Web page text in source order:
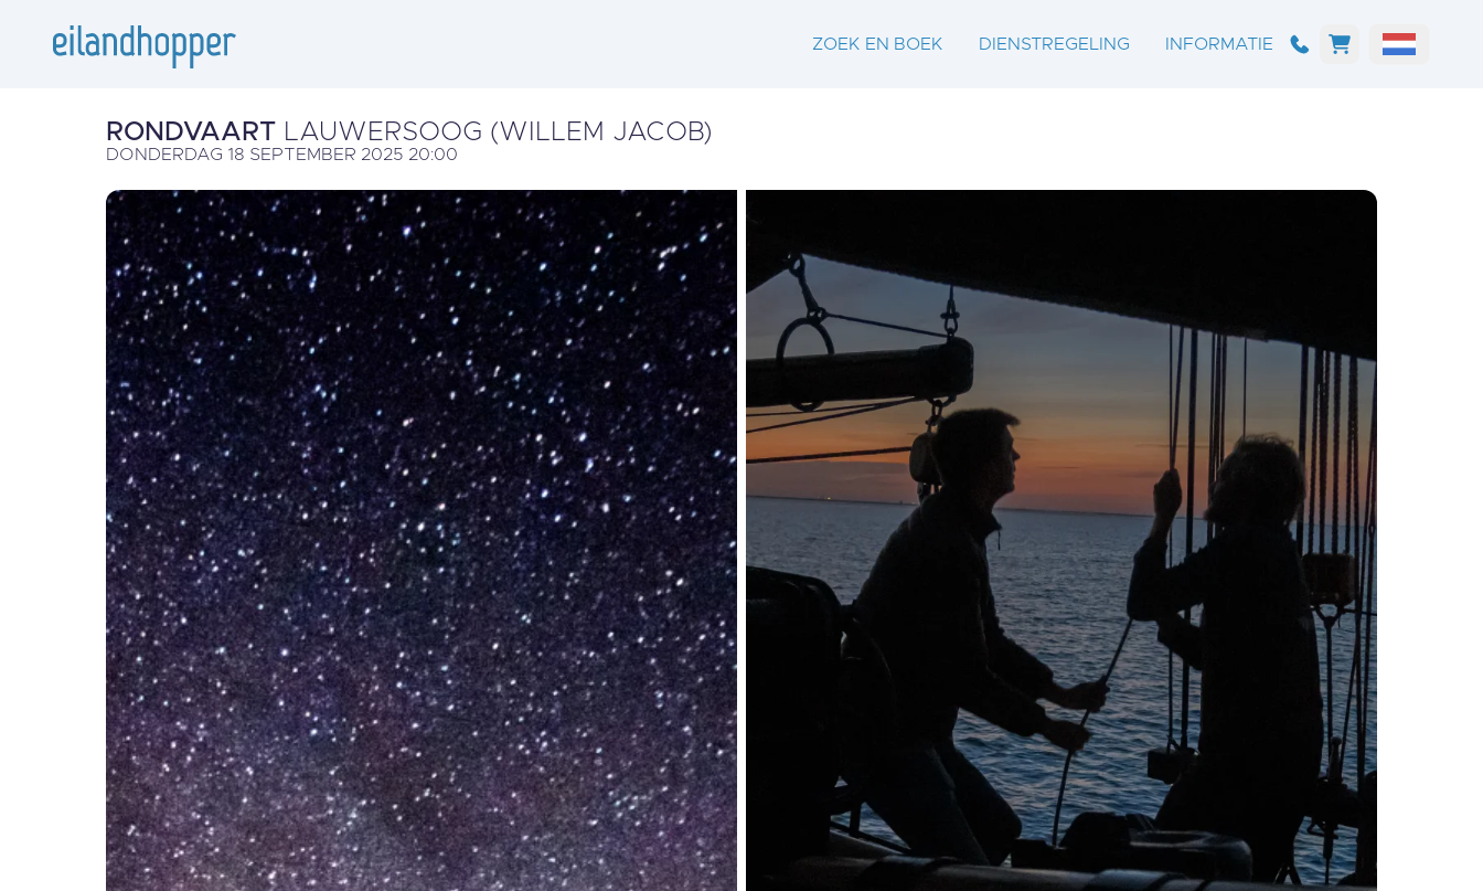
ZOEK EN BOEK DIENSTREGELING
DROOGVALLEN
INFORMATIE
RONDVAART LAUWERSOOG (WILLEM JACOB)
DONDERDAG 18 SEPTEMBER 2025 20:00